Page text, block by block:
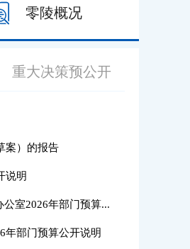
零陵概况
重大决策预公开
案）的报告
说明
室2026年部门预算...
年部门预算公开说明